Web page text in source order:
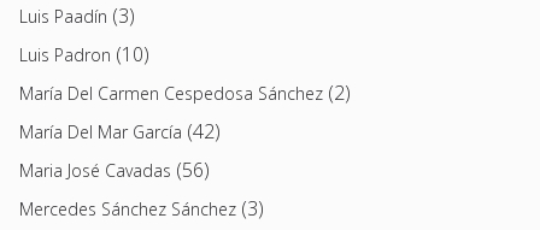
Luis Paadín (3)
Luis Padron (10)
María Del Carmen Cespedosa Sánchez (2)
María Del Mar García (42)
Maria José Cavadas (56)
Mercedes Sánchez Sánchez (3)